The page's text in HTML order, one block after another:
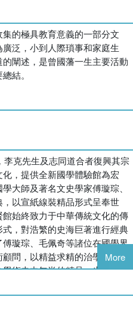
的極具教育意義的一部分文
泛，小到人際瑣事和家庭生
闡述，是曾國藩一生主要活動
結。
克先生及志同道合者復興其宗
，提供全新國學體驗館為宏
大師及著名文史學家傅璇琮、
以宣紙線裝精品形式呈奉世
始終致力于中華傳統文化的傳
，對浩繁的史海巨著進行經典
璇琮、毛佩奇等諸位在國學界
問，以精益求精的治學態度面
術史中無尚的精品。也正因這
產品獲得了廣泛的關注和美
辦等重要機構選為國禮，國家
送給澳大利亞的孔子學院，國
More